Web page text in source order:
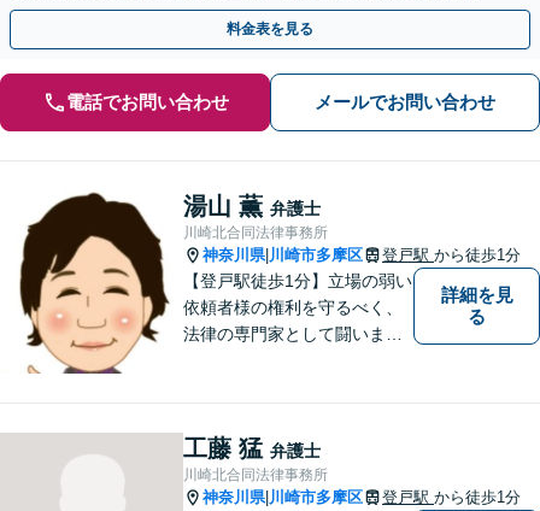
立てることが可能です。【休日・夜間面談可】
料金表を見る
電話でお問い合わせ メールでお問い合わせ
湯山 薫 弁護士
川崎北合同法律事務所
神奈川県| 川崎市多摩区 登戸駅 から徒歩1分
【登戸駅徒歩1分】立場の弱い
依頼者様の権利を守るべく、
法律の専門家として闘いま
件・刑事事件・労働事件な
ど、幅広く対応いたします。
詳細を見
る
工藤 猛 弁護士
川崎北合同法律事務所
神奈川県| 川崎市多摩区 登戸駅 から徒歩1分